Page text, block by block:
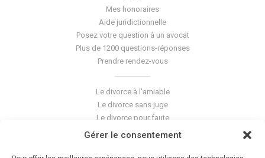
Gérer le consentement
Mes honoraires
Aide juridictionnelle
Posez votre question à un avocat
Plus de 1200 questions-réponses
Prendre rendez-vous
Le divorce à l'amiable
Le divorce sans juge
Le divorce pour faute
Le divorce accepté